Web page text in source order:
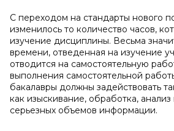
С переходом на стандарты нового
изменилось то количество часов,
изучение дисциплины. Весьма
времени, отведенная на изучение
отводится на самостоятельную
выполнения самостоятельной
бакалавры должны задействовать
как изыскивание, обработка, анализ
серьезных объемов информации.